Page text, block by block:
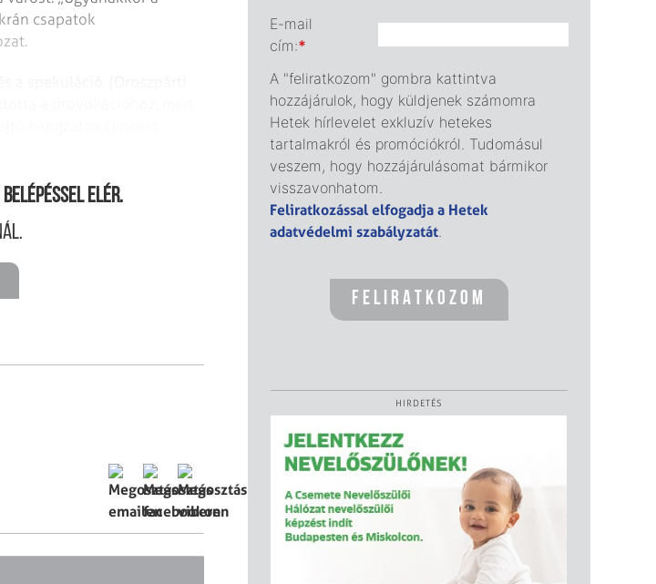
csapatok
elér.
E-mail
cím:*
A "feliratkozom" gombra kattintva
hozzájárulok, hogy küldjenek számomra
Hetek hírlevelet exkluzív hetekes
tartalmakról és promóciókról. Tudomásul
veszem, hogy hozzájárulásomat bármikor
visszavonhatom.
Feliratkozással elfogadja a Hetek
adatvédelmi szabályzatát.
HIRDETÉS